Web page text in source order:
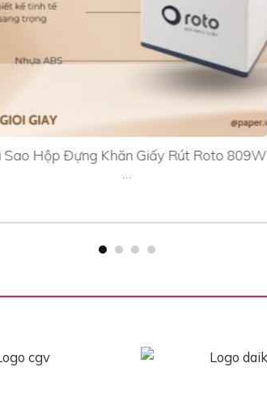
Sao Hộp Đựng Khăn Giấy Rút Roto 809W